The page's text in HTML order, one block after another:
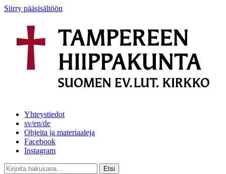
Siirry pääsisältöön
Yhteystiedot
sv/en/de
Ohjeita ja materiaaleja
Facebook
Instagram
Etsi